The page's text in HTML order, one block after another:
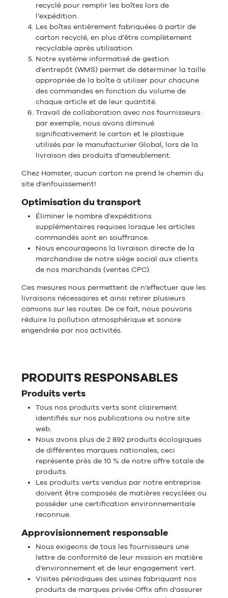
recyclé pour remplir les boîtes lors de
l’expédition.
Les boîtes entièrement fabriquées à partir de
carton recyclé, en plus d’être complètement
recyclable après utilisation.
Notre système informatisé de gestion
d’entrepôt (WMS) permet de déterminer la taille
appropriée de la boîte à utiliser pour chacune
des commandes en fonction du volume de
chaque article et de leur quantité.
Travail de collaboration avec nos fournisseurs :
par exemple, nous avons diminué
significativement le carton et le plastique
utilisés par le manufacturier Global, lors de la
livraison des produits d’ameublement.
Chez Hamster, aucun carton ne prend le chemin du
site d’enfouissement!
Optimisation du transport
Éliminer le nombre d’expéditions
supplémentaires requises lorsque les articles
commandés sont en souffrance.
Nous encourageons la livraison directe de la
marchandise de notre siège social aux clients
de nos marchands (ventes CPC).
Ces mesures nous permettent de n’effectuer que les
livraisons nécessaires et ainsi retirer plusieurs
camions sur les routes. De ce fait, nous pouvons
réduire la pollution atmosphérique et sonore
engendrée par nos activités.
PRODUITS RESPONSABLES
Produits verts
Tous nos produits verts sont clairement
identifiés sur nos publications ou notre site
web.
Nous avons plus de 2 892 produits écologiques
de différentes marques nationales, ceci
représente près de 10 % de notre offre totale de
produits.
Les produits verts vendus par notre entreprise
doivent être composés de matières recyclées ou
posséder une certification environnementale
reconnue.
Approvisionnement responsable
Nous exigeons de tous les fournisseurs une
lettre de conformité de leur mission en matière
d’environnement et de leur engagement vert.
Visites périodiques des usines fabriquant nos
produits de marques privée Offix afin d’assurer